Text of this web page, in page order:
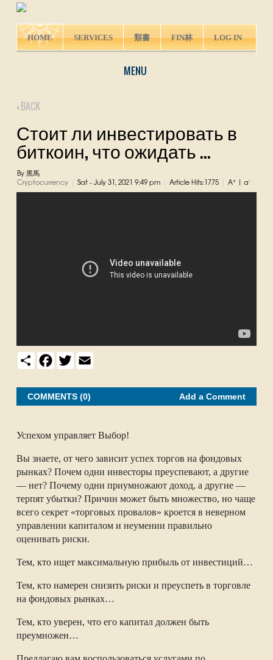
HOME SERVICES 類書 FIN林 LOG IN
MENU
BACK
Стоит ли инвестировать в
биткоин, что ожидать ...
By 黑馬
Cryptocurrency
Sat - July 31, 2021 9:49 pm Article Hits:1775 A+| a-
S
h
r
F
a
e
b
o
T
w
t
t
e
E
m
i
l
COMMENTS (0) Add a Comment
Успехом управляет Выбор!
Вы знаете, от чего зависит успех торгов на фондовых
рынках? Почем одни инвесторы преуспевают, а другие
— нет? Почему одни приумножают доход, а другие —
терпят убытки? Причин может быть множество, но чаще
всего секрет «торговых провалов» кроется в неверном
управлении капиталом и неумении правильно
оценивать риски.
Тем, кто ищет максимальную прибыль от инвестиций…
Тем, кто намерен снизить риски и преуспеть в торговле
на фондовых рынках…
Тем, кто уверен, что его капитал должен быть
преумножен…